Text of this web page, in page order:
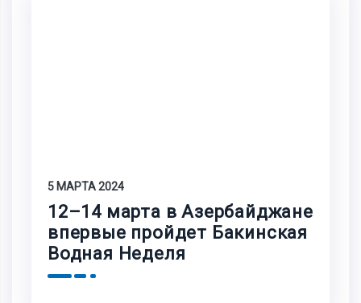
5 МАРТА 2024
12–14 марта в Азербайджане
впервые пройдет Бакинская
Водная Неделя